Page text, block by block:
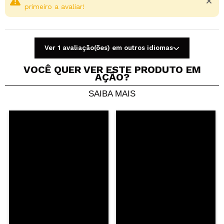
Compartilhar um vídeo ou uma foto
Seu vídeo pode ser o primeiro. Imagine isso...
primeiro a avaliar!
Ver 1 avaliação(ões) em outros idiomas
VOCÊ QUER VER ESTE PRODUTO EM
AÇÃO?
SAIBA MAIS